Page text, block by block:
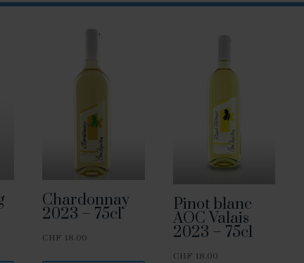
Chardonnay
2023 – 75cl
CHF 18.00
Pinot blanc
AOC Valais
2023 – 75cl
CHF 18.00